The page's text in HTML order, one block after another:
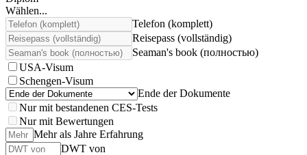
Wählen...
Telefon (komplett)
Reisepass (vollständig)
Seaman's book (полностью)
USA-Visum
Schengen-Visum
Ende der Dokumente
Nur mit bestandenen CES-Tests
Nur mit Bewertungen
Mehr als Jahre Erfahrung
DWT von